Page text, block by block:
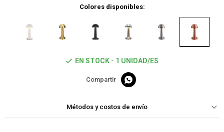
Colores disponibles:
EN STOCK - 1 UNIDAD/ES

Métodos y costos de envío